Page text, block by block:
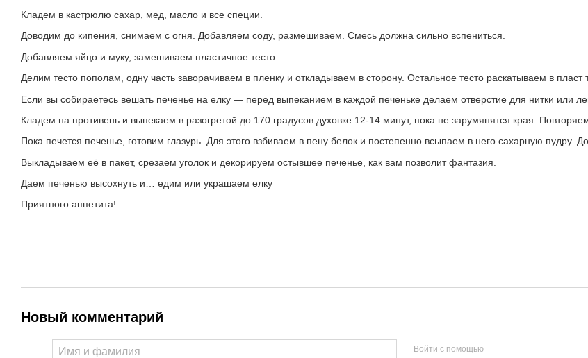
Кладем в кастрюлю сахар, мед, масло и все специи.
Доводим до кипения, снимаем с огня. Добавляем соду, размешиваем. Смесь должна сильно вспениться.
Добавляем яйцо и муку, замешиваем пластичное тесто.
Делим тесто пополам, одну часть заворачиваем в пленку и откладываем в сторону. Остальное тесто раскатываем в
Если вы собираетесь вешать печенье на елку — перед выпеканием в каждой печеньке делаем отверстие для нитки или
Кладем на противень и выпекаем в разогретой до 170 градусов духовке 12-14 минут, пока не зарумянятся края.
Пока печется печенье, готовим глазурь. Для этого взбиваем в пену белок и постепенно всыпаем в него сахарную пудру.
Выкладываем её в пакет, срезаем уголок и декорируем остывшее печенье, как вам позволит фантазия.
Даем печенью высохнуть и… едим или украшаем елку
Приятного аппетита!
Новый комментарий
Войти с помощью